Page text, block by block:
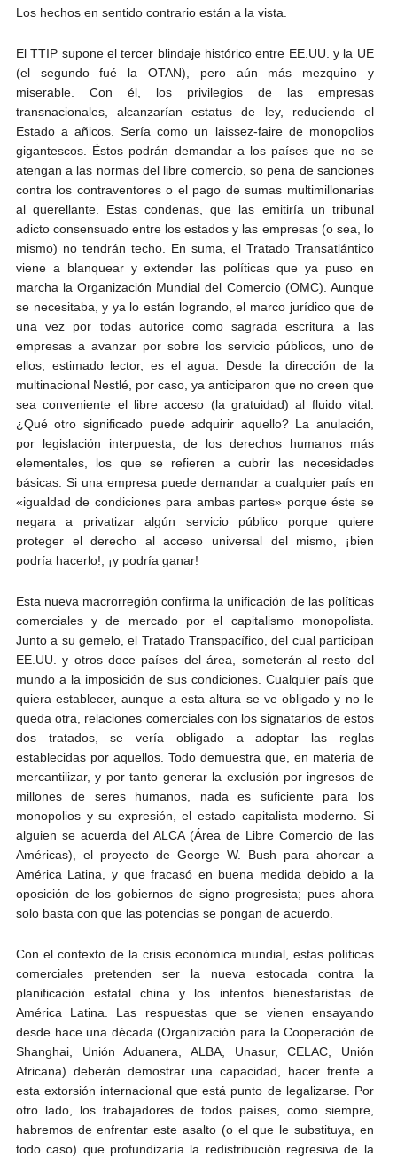
Los hechos en sentido contrario están a la vista.
El TTIP supone el tercer blindaje histórico entre EE.UU. y la UE
(el segundo fué la OTAN), pero aún más mezquino y
miserable. Con él, los privilegios de las empresas
transnacionales, alcanzarían estatus de ley, reduciendo el
Estado a añicos. Sería como un laissez-faire de monopolios
gigantescos. Éstos podrán demandar a los países que no se
atengan a las normas del libre comercio, so pena de sanciones
contra los contraventores o el pago de sumas multimillonarias
al querellante. Estas condenas, que las emitiría un tribunal
adicto consensuado entre los estados y las empresas (o sea, lo
mismo) no tendrán techo. En suma, el Tratado Transatlántico
viene a blanquear y extender las políticas que ya puso en
marcha la Organización Mundial del Comercio (OMC). Aunque
se necesitaba, y ya lo están logrando, el marco jurídico que de
una vez por todas autorice como sagrada escritura a las
empresas a avanzar por sobre los servicio públicos, uno de
ellos, estimado lector, es el agua. Desde la dirección de la
multinacional Nestlé, por caso, ya anticiparon que no creen que
sea conveniente el libre acceso (la gratuidad) al fluido vital.
¿Qué otro significado puede adquirir aquello? La anulación,
por legislación interpuesta, de los derechos humanos más
elementales, los que se refieren a cubrir las necesidades
básicas. Si una empresa puede demandar a cualquier país en
«igualdad de condiciones para ambas partes» porque éste se
negara a privatizar algún servicio público porque quiere
proteger el derecho al acceso universal del mismo, ¡bien
podría hacerlo!, ¡y podría ganar!
Esta nueva macrorregión confirma la unificación de las políticas
comerciales y de mercado por el capitalismo monopolista.
Junto a su gemelo, el Tratado Transpacífico, del cual participan
EE.UU. y otros doce países del área, someterán al resto del
mundo a la imposición de sus condiciones. Cualquier país que
quiera establecer, aunque a esta altura se ve obligado y no le
queda otra, relaciones comerciales con los signatarios de estos
dos tratados, se vería obligado a adoptar las reglas
establecidas por aquellos. Todo demuestra que, en materia de
mercantilizar, y por tanto generar la exclusión por ingresos de
millones de seres humanos, nada es suficiente para los
monopolios y su expresión, el estado capitalista moderno. Si
alguien se acuerda del ALCA (Área de Libre Comercio de las
Américas), el proyecto de George W. Bush para ahorcar a
América Latina, y que fracasó en buena medida debido a la
oposición de los gobiernos de signo progresista; pues ahora
solo basta con que las potencias se pongan de acuerdo.
Con el contexto de la crisis económica mundial, estas políticas
comerciales pretenden ser la nueva estocada contra la
planificación estatal china y los intentos bienestaristas de
América Latina. Las respuestas que se vienen ensayando
desde hace una década (Organización para la Cooperación de
Shanghai, Unión Aduanera, ALBA, Unasur, CELAC, Unión
Africana) deberán demostrar una capacidad, hacer frente a
esta extorsión internacional que está punto de legalizarse. Por
otro lado, los trabajadores de todos países, como siempre,
habremos de enfrentar este asalto (o el que le substituya, en
todo caso) que profundizaría la redistribución regresiva de la